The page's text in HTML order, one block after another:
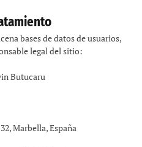
bases de datos de usuarios,
legal del sitio:
Butucaru
Marbella, España